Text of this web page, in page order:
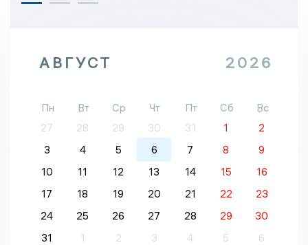
АВГУСТ 2026
Пн Вт Ср Чт Пт Сб
Вс
27
28 29 30 31 1
2
3
4 5 6 7 8
9
10
11 12 13 14 15
16
17
18 19 20 21 22
23
24
25 26 27 28 29
30
31
1 2 3 4 5 6